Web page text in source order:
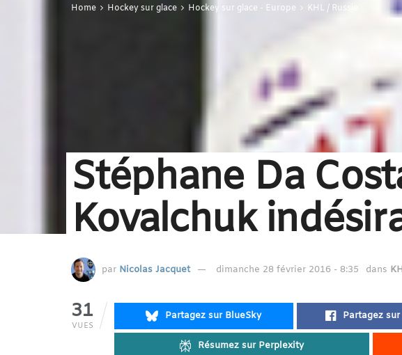
Home Hockey sur glace Hockey sur glace - Europe KHL / Russie
Stéphane Da
Kovalchuk
par Nicolas Jacquet dimanche 28 février 2016 - 8:35 dans
31
VUES
Partagez sur BlueSky Partagez
Résumez sur Perplexity